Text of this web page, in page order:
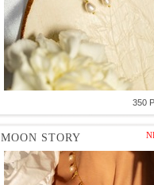
350
MOON STORY